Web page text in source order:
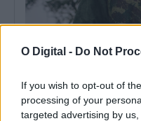
O Digital - Do Not
If you wish to opt-out of
processing of your
targeted advertising by